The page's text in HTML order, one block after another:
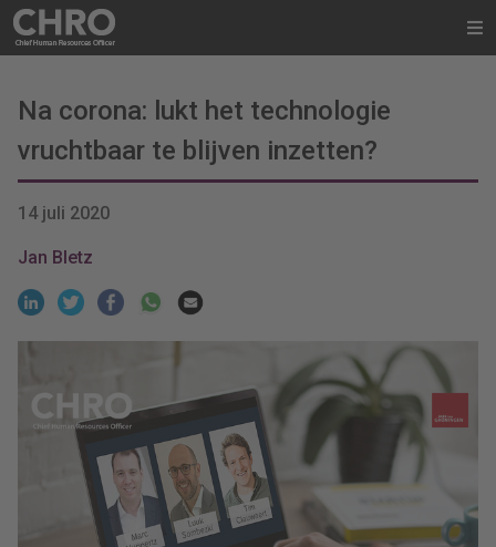
Na corona: lukt het technologie
vruchtbaar te blijven inzetten?
14 juli 2020
Jan Bletz